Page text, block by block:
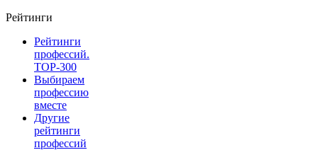
Рейтинги
Рейтинги
профессий.
TOP-300
Выбираем
профессию
вместе
Другие
рейтинги
профессий